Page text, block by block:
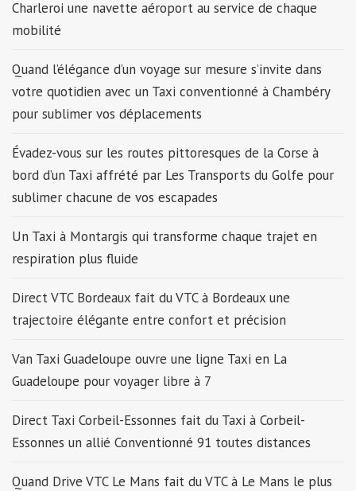
Charleroi une navette aéroport au service de chaque
mobilité
Quand l’élégance d’un voyage sur mesure s’invite dans
votre quotidien avec un Taxi conventionné à Chambéry
pour sublimer vos déplacements
Évadez-vous sur les routes pittoresques de la Corse à
bord d’un Taxi affrété par Les Transports du Golfe pour
sublimer chacune de vos escapades
Un Taxi à Montargis qui transforme chaque trajet en
respiration plus fluide
Direct VTC Bordeaux fait du VTC à Bordeaux une
trajectoire élégante entre confort et précision
Van Taxi Guadeloupe ouvre une ligne Taxi en La
Guadeloupe pour voyager libre à 7
Direct Taxi Corbeil-Essonnes fait du Taxi à Corbeil-
Essonnes un allié Conventionné 91 toutes distances
Quand Drive VTC Le Mans fait du VTC à Le Mans le plus